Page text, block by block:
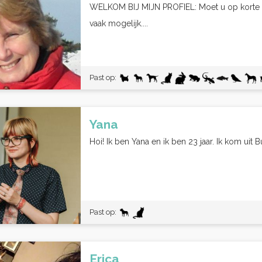
WELKOM BIJ MIJN PROFIEL: Moet u op
vaak mogelijk....
Past op:
Yana
Hoi! Ik ben Yana en ik ben 23 jaar. Ik kom uit
Past op:
Erica